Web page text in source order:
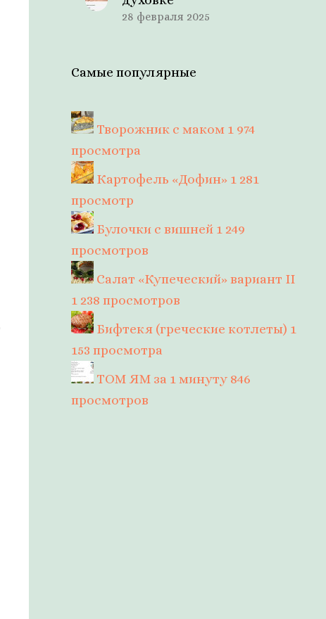
28 февраля 2025
Самые популярные
Творожник с маком 1 974
просмотра
Картофель «Дофин» 1 281
просмотр
Булочки с вишней 1 249
просмотров
Салат «Купеческий» вариант II
1 238 просмотров
Бифтекя (греческие котлеты) 1
153 просмотра
ТОМ ЯМ за 1 минуту 846
просмотров